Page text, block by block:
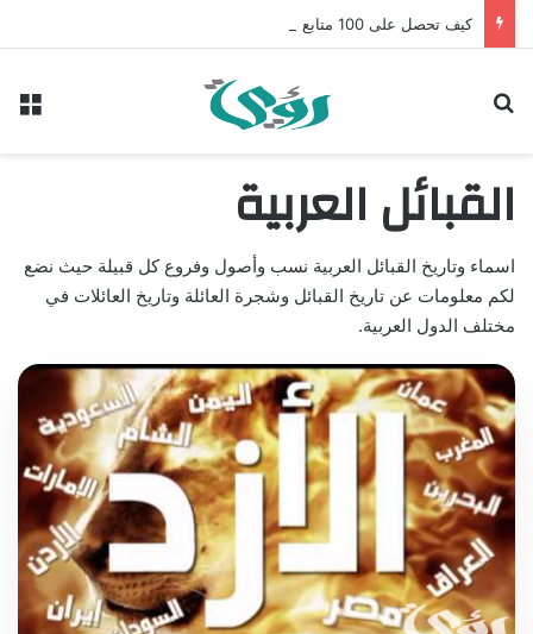
القبائل العربية
اسماء وتاريخ القبائل العربية نسب وأصول وفروع كل قبيلة حيث نضع
لكم معلومات عن تاريخ القبائل وشجرة العائلة وتاريخ العائلات في
مختلف الدول العربية.